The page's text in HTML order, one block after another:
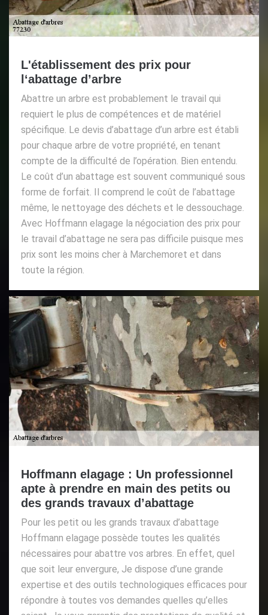
L'établissement des prix pour
l‘abattage d’arbre
Abattre un arbre est probablement le travail qui
requiert le plus de compétences et de matériel
spécifique. Le devis d’abattage d’un arbre est établi
pour chaque arbre de votre propriété, en tenant
compte de la difficulté de l’opération. Bien entendu.
Le coût d’un abattage est souvent communiqué sous
forme de forfait. Il comprend le coût de l’abattage
même, le nettoyage des déchets et le dessouchage.
Avec Hoffmann elagage la négociation des prix pour
le travail d’abattage ne sera pas difficile puisque mes
prix sont les moins cher à Marchemoret et dans
toute la région.
Hoffmann elagage : Un professionnel
apte à prendre en main des petits ou
des grands travaux d’abattage
Pour les petit ou les grands travaux d’abattage
Hoffmann elagage possède toutes les qualités
nécessaires pour abattre vos arbres. En effet, quel
que soit leur envergure, Je dispose d’une grande
expertise et des outils technologiques efficaces pour
répondre à toutes vos demandes quelles qu’elles